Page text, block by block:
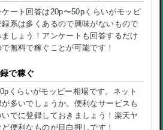
ート回答は20p〜50pくらいがモッピ
系は多くあるので興味がないもので
しょう！アンケートも回答するだけ
無料で稼ぐことが可能です！
で稼ぐ
くらいがモッピー相場です。ネット
多いでしょうか。便利なサービスも
でに登録しておきましょう！楽天ヤ
便利なものが目白押しです！